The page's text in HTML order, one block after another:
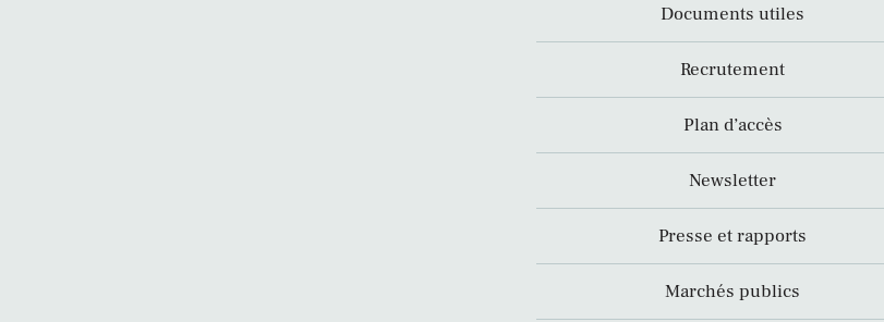
Documents utiles
Recrutement
Plan d’accès
Newsletter
Presse et rapports
Marchés publics